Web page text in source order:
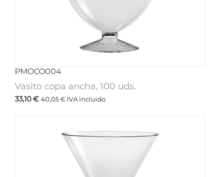
PMOCO004
Vasito copa ancha, 100 uds.
33,10€ 40,05€ IVA incluido